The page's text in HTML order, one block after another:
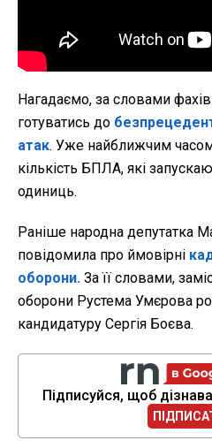
Нагадаємо, за словами
готуватись до
атак. Уже найближчим
кількість БПЛА, які
одиниць.
Раніше народна депутатка
повідомила про ймовірні
оборони. За її словами,
оборони Рустема Умєрова
кандидатуру Сергія Боєва.
Підписуйся, щоб